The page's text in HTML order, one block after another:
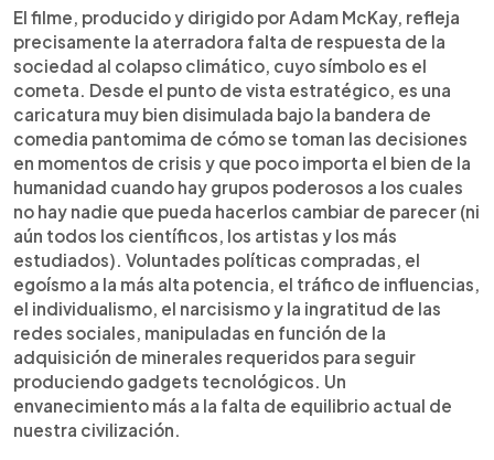
El filme, producido y dirigido por Adam McKay, refleja
precisamente la aterradora falta de respuesta de la
sociedad al colapso climático, cuyo símbolo es el
cometa. Desde el punto de vista estratégico, es una
caricatura muy bien disimulada bajo la bandera de
comedia pantomima de cómo se toman las decisiones
en momentos de crisis y que poco importa el bien de la
humanidad cuando hay grupos poderosos a los cuales
no hay nadie que pueda hacerlos cambiar de parecer (ni
aún todos los científicos, los artistas y los más
estudiados). Voluntades políticas compradas, el
egoísmo a la más alta potencia, el tráfico de influencias,
el individualismo, el narcisismo y la ingratitud de las
redes sociales, manipuladas en función de la
adquisición de minerales requeridos para seguir
produciendo gadgets tecnológicos. Un
envanecimiento más a la falta de equilibrio actual de
nuestra civilización.